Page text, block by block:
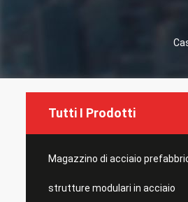
Tutti I Prodotti
Magazzino di acciaio
strutture modulari in acciaio